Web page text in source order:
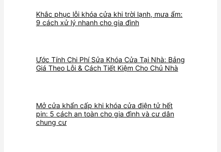
Khắc phục lỗi khóa cửa khi trời lạnh, mưa ẩm:
9 cách xử lý nhanh cho gia đình
Ước Tính Chi Phí Sửa Khóa Cửa Tại Nhà: Bảng
Giá Theo Lỗi & Cách Tiết Kiệm Cho Chủ Nhà
Mở cửa khẩn cấp khi khóa cửa điện tử hết
pin: 5 cách an toàn cho gia đình và cư dân
chung cư